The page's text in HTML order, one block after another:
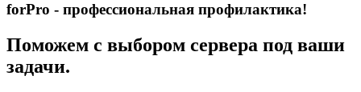
forPro - профессиональная профилактика!
Поможем с выбором сервера под ваши
задачи.